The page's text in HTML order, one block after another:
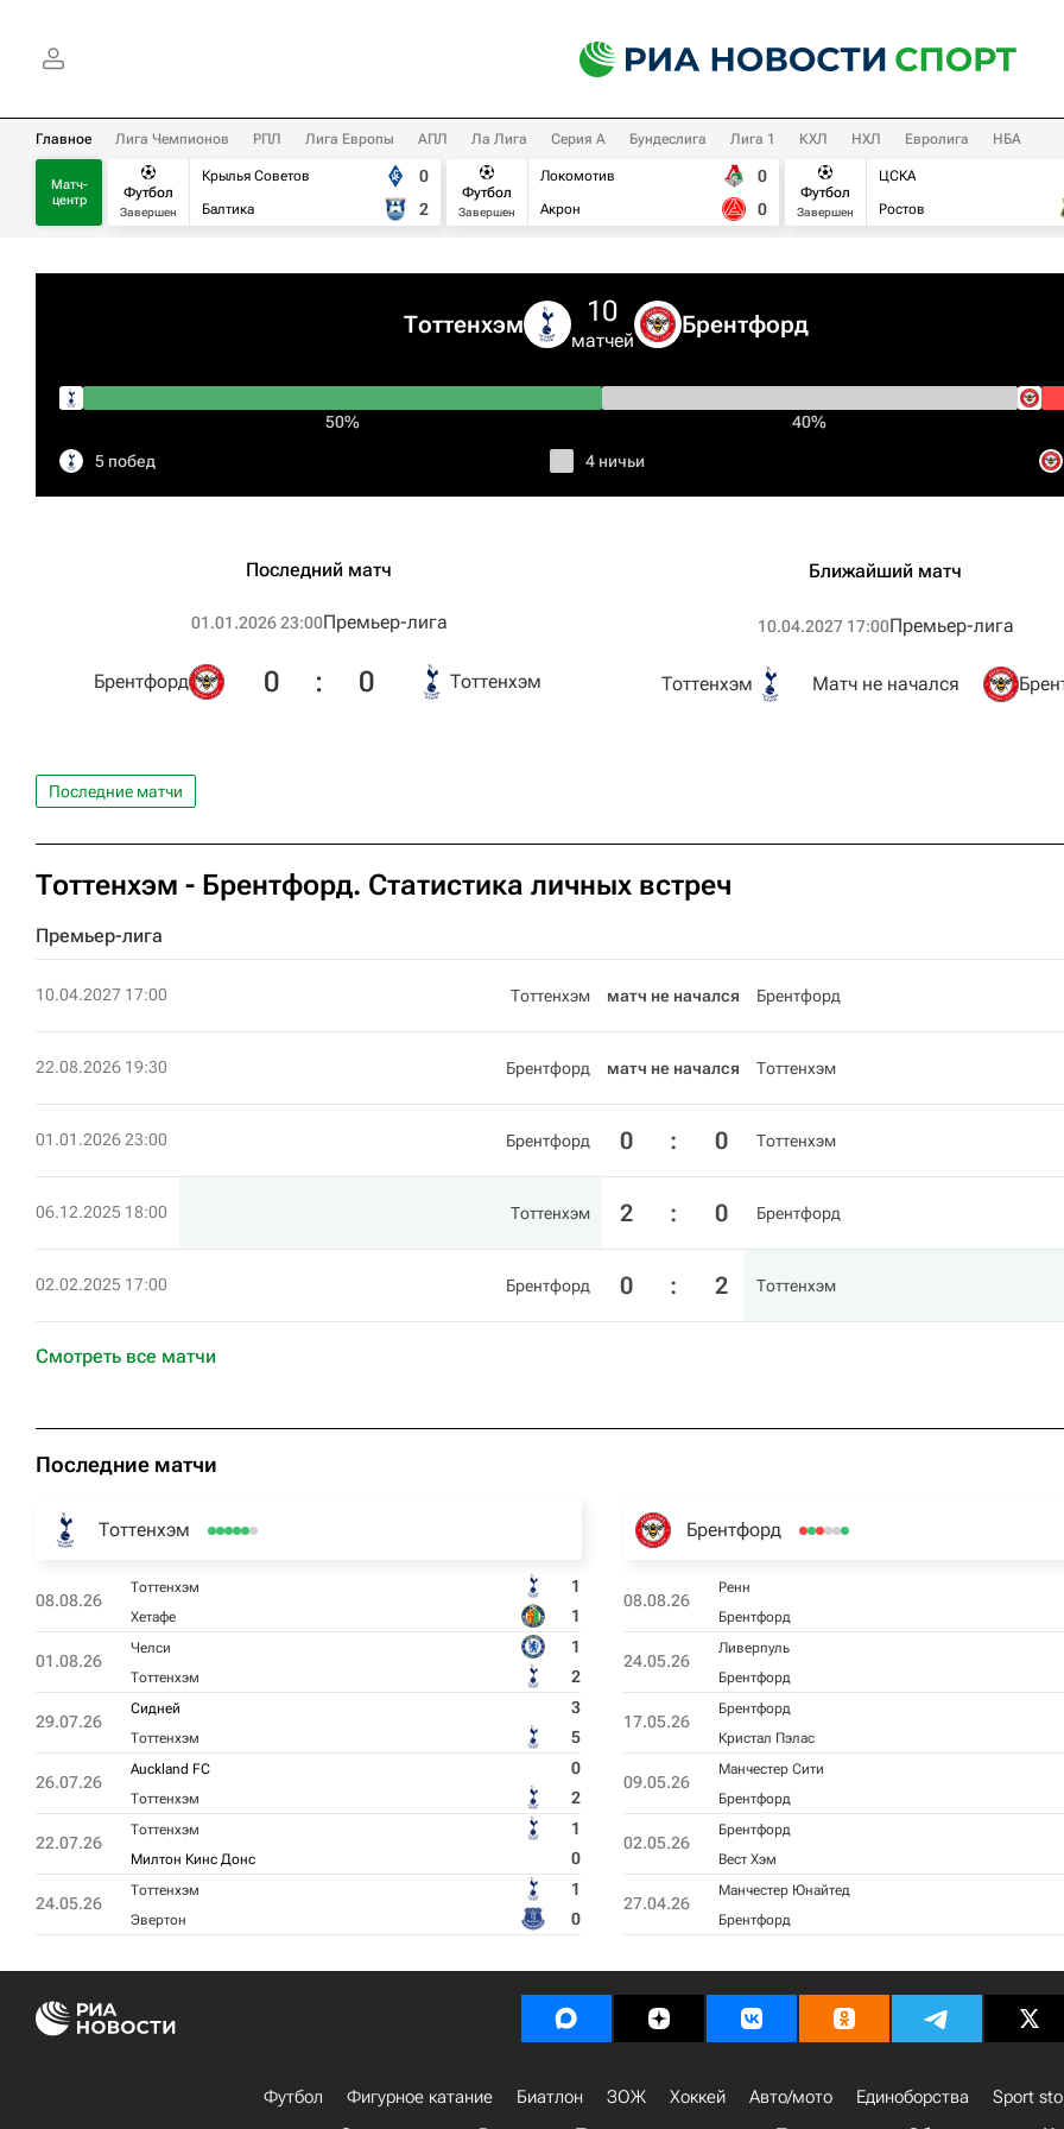
Главное Лига Чемпионов РПЛ Лига Европы АПЛ Ла Лига Серия А Бундеслига Лига 1 КХЛ НХЛ Евролига НБА
Матч-
центр
Футбол
Завершен
Крылья Советов
Балтика
0
2
Футбол
Завершен
Локомотив
Акрон
0
0
Футбол
Завершен
ЦСКА
Ростов
Тоттенхэм 10
матчей
Брентфорд
50% 40%
5 побед 4 ничьи
Последний матч
01.01.2026 23:00Премьер-лига
Брентфорд 0 : 0 Тоттенхэм
Ближайший матч
10.04.2027 17:00Премьер-лига
Тоттенхэм Матч не начался
Последние матчи
Тоттенхэм - Брентфорд. Статистика личных встреч
Премьер-лига
10.04.2027 17:00 Тоттенхэм матч не начался Брентфорд
22.08.2026 19:30 Брентфорд матч не начался Тоттенхэм
01.01.2026 23:00 Брентфорд 0 : 0 Тоттенхэм
06.12.2025 18:00 Тоттенхэм 2 : 0 Брентфорд
02.02.2025 17:00 Брентфорд 0 : 2 Тоттенхэм
Смотреть все матчи
Последние матчи
Тоттенхэм
08.08.26
Тоттенхэм 1
Хетафе 1
01.08.26
Челси 1
Тоттенхэм 2
29.07.26
Сидней 3
Тоттенхэм 5
26.07.26
Auckland FC 0
Тоттенхэм 2
22.07.26
Тоттенхэм 1
Милтон Кинс Донс 0
24.05.26
Тоттенхэм 1
Эвертон 0
Брентфорд
08.08.26
Ренн
Брентфорд
24.05.26
Ливерпуль
Брентфорд
17.05.26
Брентфорд
Кристал Пэлас
09.05.26
Манчестер Сити
Брентфорд
02.05.26
Брентфорд
Вест Хэм
27.04.26
Манчестер Юнайтед
Брентфорд
Футбол Фигурное катание Биатлон ЗОЖ Хоккей Авто/мото Единоборства
Sport